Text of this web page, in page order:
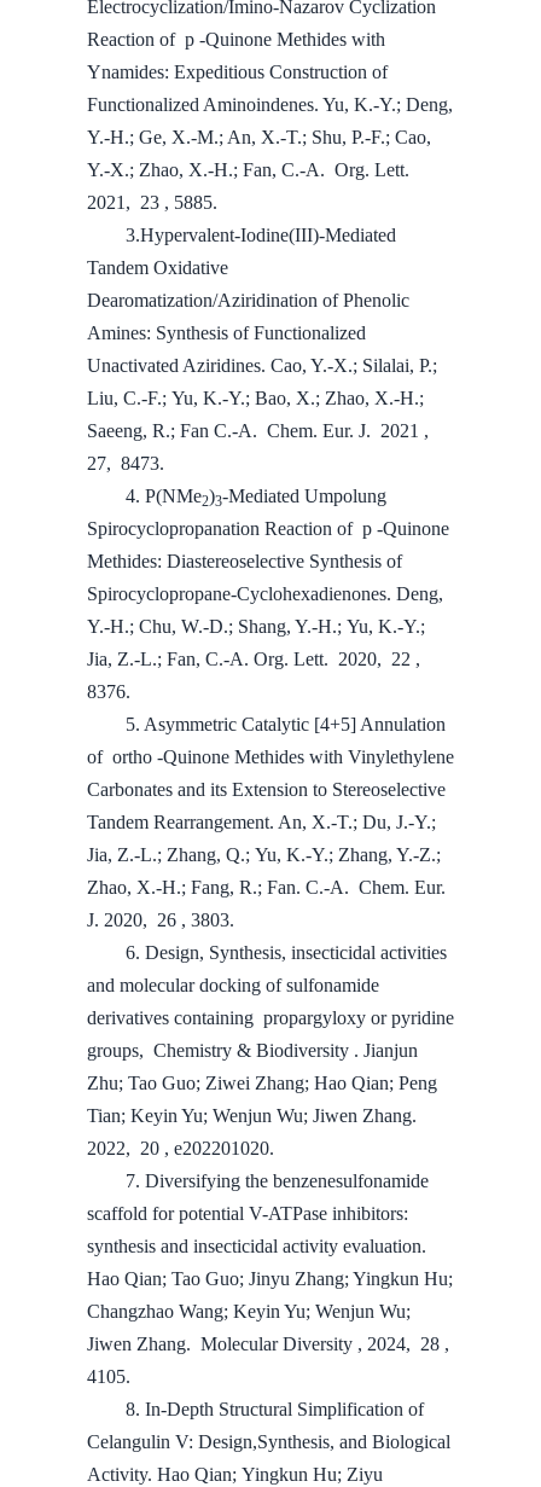
Electrocyclization/Imino-Nazarov Cyclization
Reaction of p ‑Quinone Methides with
Ynamides: Expeditious Construction of
Functionalized Aminoindenes. Yu, K.-Y.; Deng,
Y.-H.; Ge, X.-M.; An, X.-T.; Shu, P.-F.; Cao,
Y.-X.; Zhao, X.-H.; Fan, C.-A. Org. Lett.
2021, 23 , 5885.
3.Hypervalent-Iodine(III)-Mediated
Tandem Oxidative
Dearomatization/Aziridination of Phenolic
Amines: Synthesis of Functionalized
Unactivated Aziridines. Cao, Y.-X.; Silalai, P.;
Liu, C.-F.; Yu, K.-Y.; Bao, X.; Zhao, X.-H.;
Saeeng, R.; Fan C.-A. Chem. Eur. J. 2021 ,
27, 8473.
4. P(NMe2)3‑Mediated Umpolung
Spirocyclopropanation Reaction of p ‑Quinone
Methides: Diastereoselective Synthesis of
Spirocyclopropane-Cyclohexadienones. Deng,
Y.-H.; Chu, W.-D.; Shang, Y.-H.; Yu, K.-Y.;
Jia, Z.-L.; Fan, C.-A. Org. Lett. 2020, 22 ,
8376.
5. Asymmetric Catalytic [4+5] Annulation
of ortho -Quinone Methides with Vinylethylene
Carbonates and its Extension to Stereoselective
Tandem Rearrangement. An, X.-T.; Du, J.-Y.;
Jia, Z.-L.; Zhang, Q.; Yu, K.-Y.; Zhang, Y.-Z.;
Zhao, X.-H.; Fang, R.; Fan. C.-A. Chem. Eur.
J. 2020, 26 , 3803.
6. Design, Synthesis, insecticidal activities
and molecular docking of sulfonamide
derivatives containing propargyloxy or pyridine
groups, Chemistry & Biodiversity . Jianjun
Zhu; Tao Guo; Ziwei Zhang; Hao Qian; Peng
Tian; Keyin Yu; Wenjun Wu; Jiwen Zhang.
2022, 20 , e202201020.
7. Diversifying the benzenesulfonamide
scaffold for potential V-ATPase inhibitors:
synthesis and insecticidal activity evaluation.
Hao Qian; Tao Guo; Jinyu Zhang; Yingkun Hu;
Changzhao Wang; Keyin Yu; Wenjun Wu;
Jiwen Zhang. Molecular Diversity , 2024, 28 ,
4105.
8. In-Depth Structural Simplification of
Celangulin V: Design,Synthesis, and Biological
Activity. Hao Qian; Yingkun Hu; Ziyu